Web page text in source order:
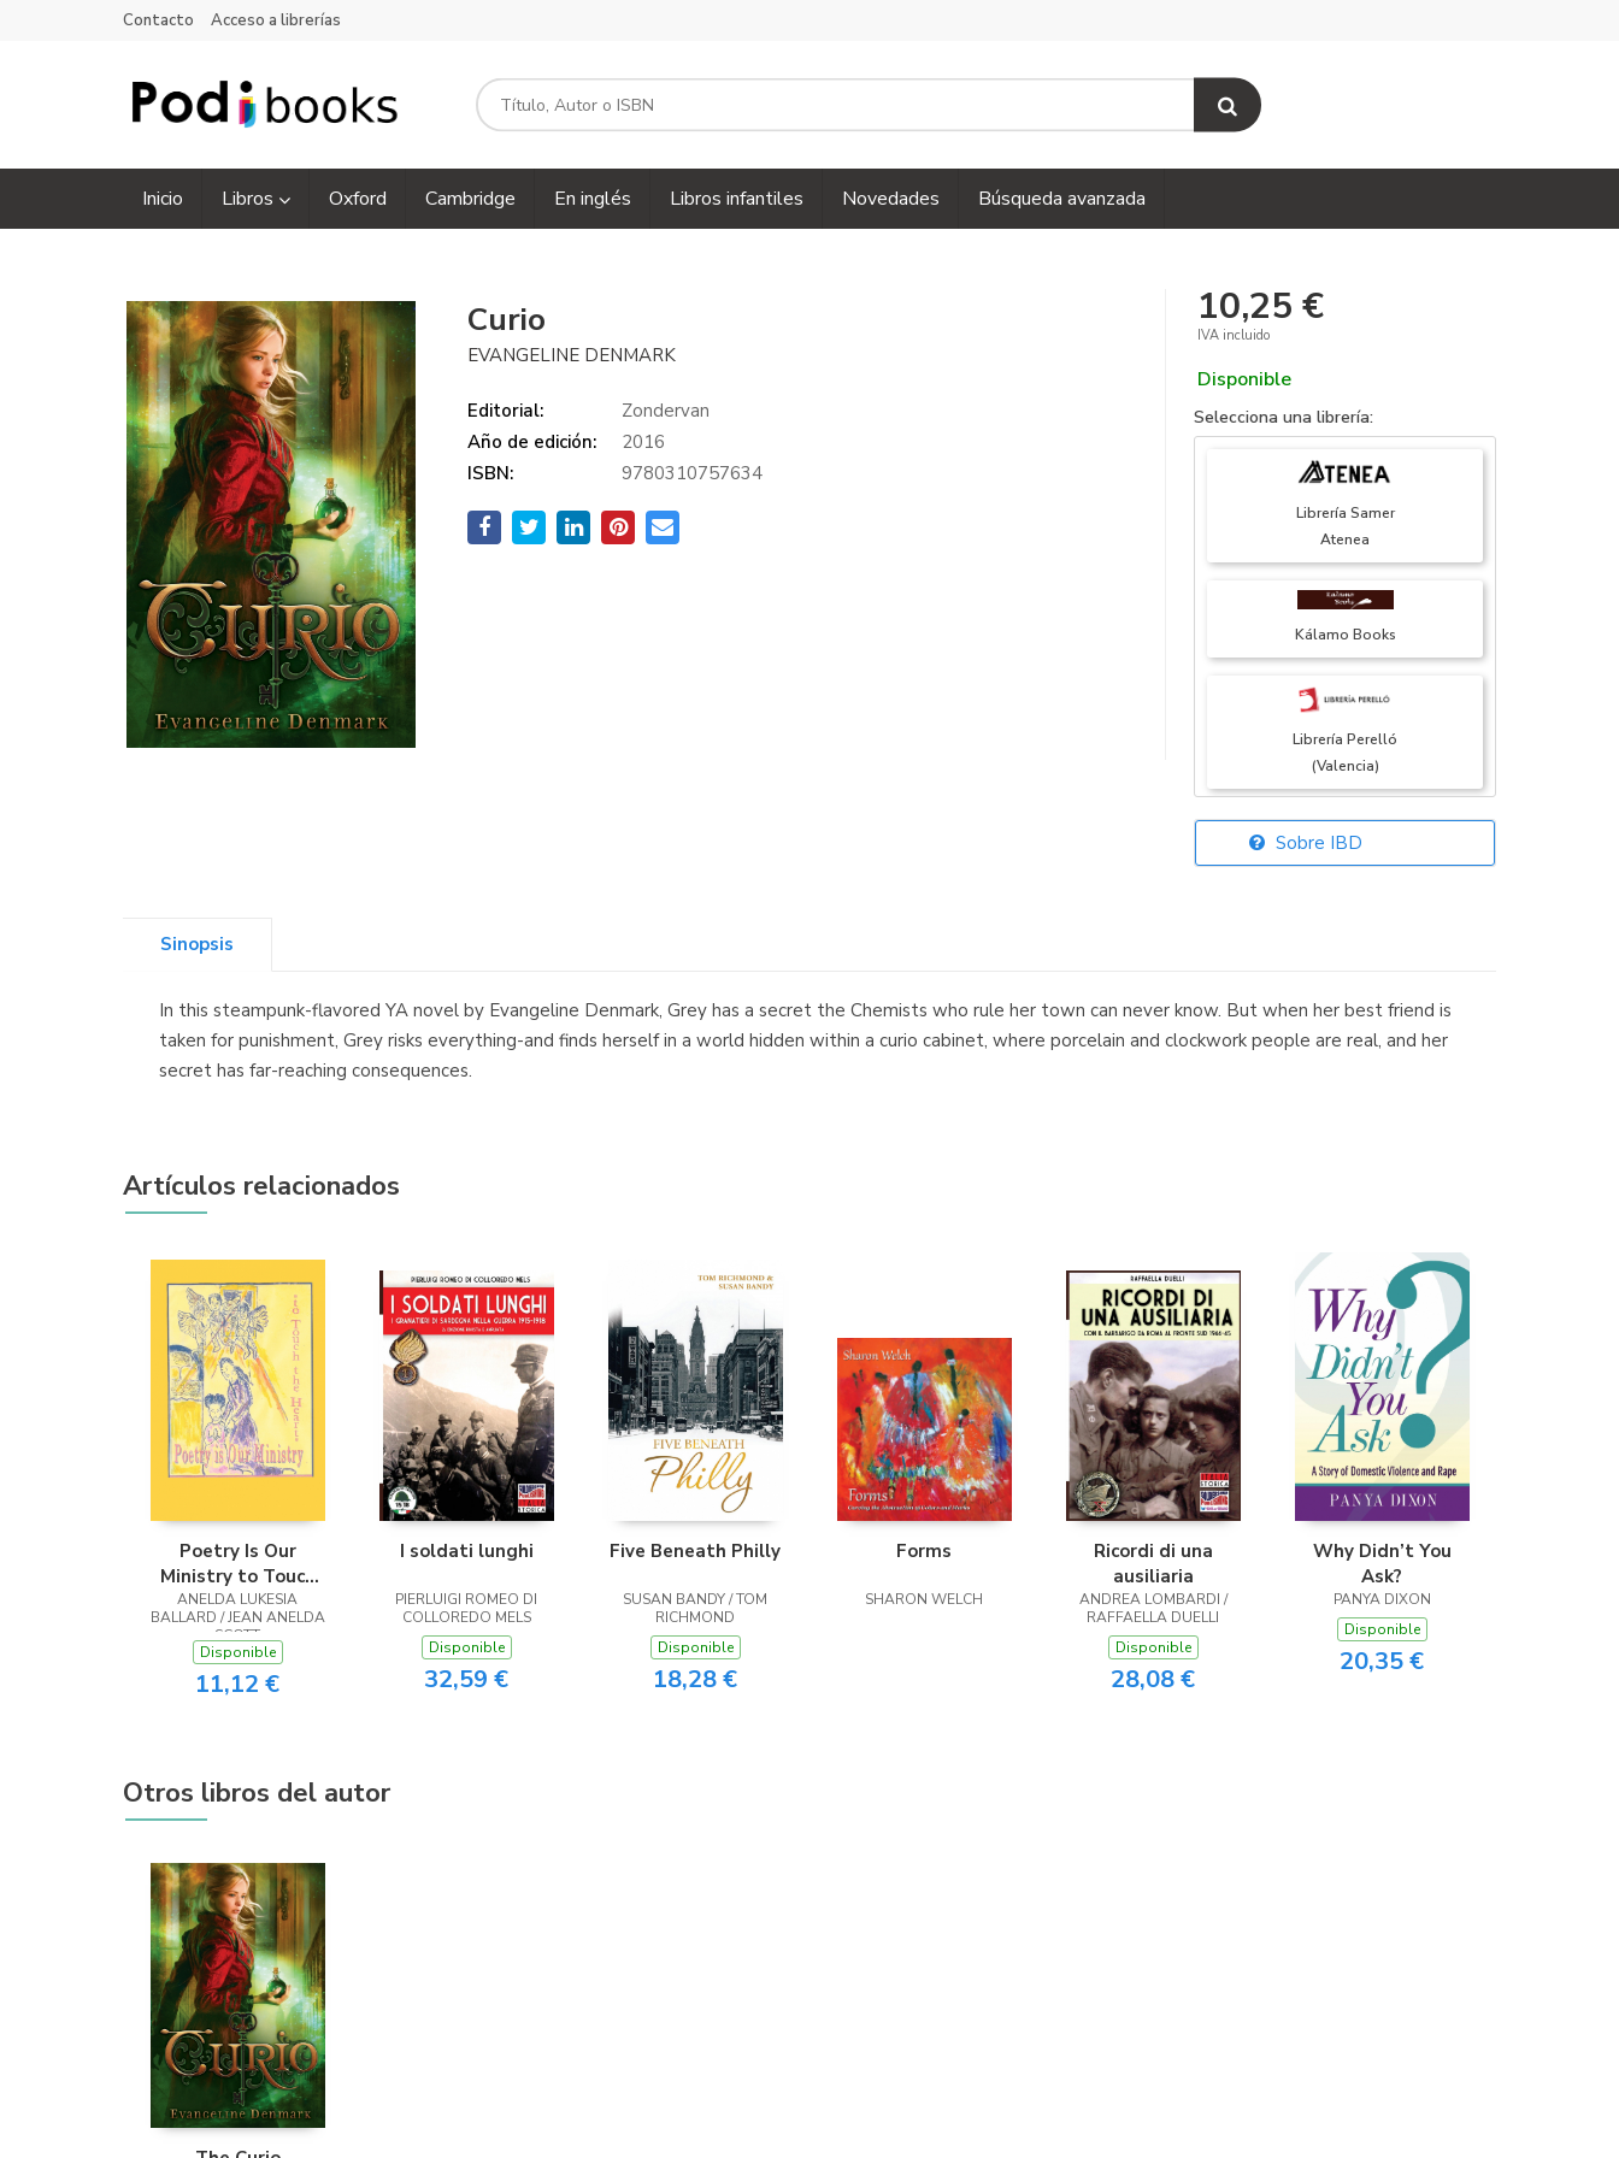
Contacto Acceso a librerías
Inicio Libros Oxford Cambridge En inglés Libros infantiles Novedades Búsqueda avanzada
Curio
EVANGELINE DENMARK
Editorial:
Zondervan
Año de edición:
2016
ISBN:
9780310757634
10,25 €
IVA incluido
Disponible
Selecciona una librería:
Librería Samer
Atenea
Kálamo Books
Librería Perelló
(Valencia)
Librería Elías
Sobre IBD
Sinopsis
In this steampunk-flavored YA novel by Evangeline Denmark, Grey has a secret the Chemists who rule her town can never know. But when her best friend is
taken for punishment, Grey risks everything-and finds herself in a world hidden within a curio cabinet, where porcelain and clockwork people are real, and her
secret has far-reaching consequences.
Artículos relacionados
Poetry Is Our
Ministry to Touch
the Heart
ANELDA LUKESIA
BALLARD / JEAN ANELDA
SCOTT
Disponible
11,12 €
I soldati lunghi
PIERLUIGI ROMEO DI
COLLOREDO MELS
Disponible
32,59 €
Five Beneath Philly
SUSAN BANDY / TOM
RICHMOND
Disponible
18,28 €
Forms
SHARON WELCH
Ricordi di una
ausiliaria
ANDREA LOMBARDI /
RAFFAELLA DUELLI
Disponible
28,08 €
Why Didn’t You
Ask?
PANYA DIXON
Disponible
20,35 €
Otros libros del autor